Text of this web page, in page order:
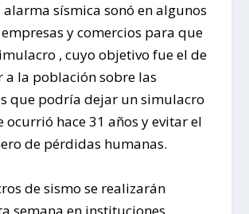
sísmica sonó en algunos
y comercios para que
, cuyo objetivo fue el de
a la población sobre las
que podría dejar un simulacro
ocurrió hace 31 años y evitar el
de pérdidas humanas.
de sismo se realizarán
semana en instituciones